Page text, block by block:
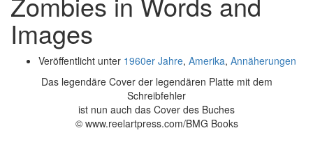
Images
Veröffentlicht unter 1960er Jahre, Amerika, Annäherungen
Das legendäre Cover der legendären Platte mit dem
Schreibfehler
ist nun auch das Cover des Buches
© www.reelartpress.com/BMG Books